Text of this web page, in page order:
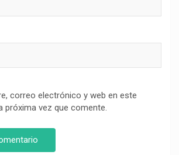
correo electrónico y web en este
próxima vez que comente.